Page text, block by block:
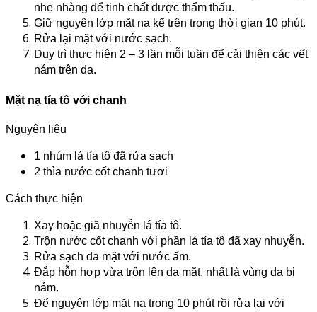
nhẹ nhàng để tinh chất được thẩm thấu.
Giữ nguyên lớp mặt nạ kể trên trong thời gian 10 phút.
Rửa lại mặt với nước sạch.
Duy trì thực hiện 2 – 3 lần mỗi tuần để cải thiện các vết
nám trên da.
Mặt nạ tía tô với chanh
Nguyên liệu
1 nhúm lá tía tô đã rửa sạch
2 thìa nước cốt chanh tươi
Cách thực hiện
Xay hoặc giã nhuyễn lá tía tô.
Trộn nước cốt chanh với phần lá tía tô đã xay nhuyễn.
Rửa sạch da mặt với nước ấm.
Đắp hỗn hợp vừa trộn lên da mặt, nhất là vùng da bị
nám.
Để nguyên lớp mặt nạ trong 10 phút rồi rửa lại với